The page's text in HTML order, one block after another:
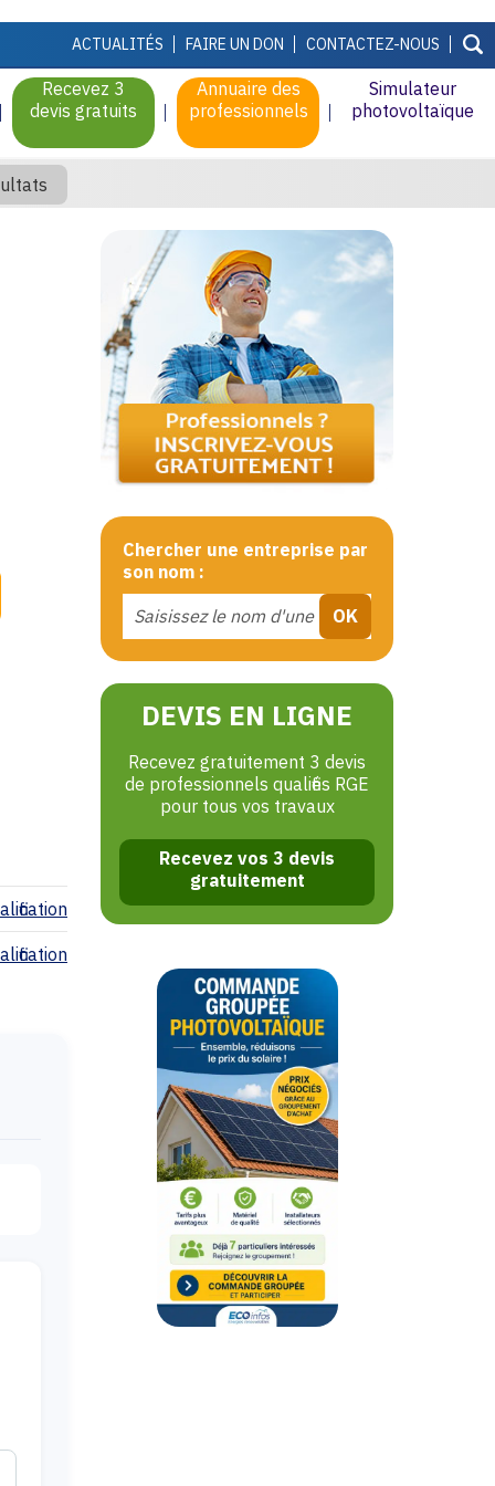
ACTUALITÉS FAIRE UN DON CONTACTEZ-NOUS
Recevez 3
devis gratuits
Annuaire des
professionnels
Simulateur
photovoltaïque
Chercher une entreprise par
son nom :
DEVIS EN LIGNE
Recevez gratuitement 3 devis
de professionnels qualifiés RGE
pour tous vos travaux
Recevez vos 3 devis
gratuitement